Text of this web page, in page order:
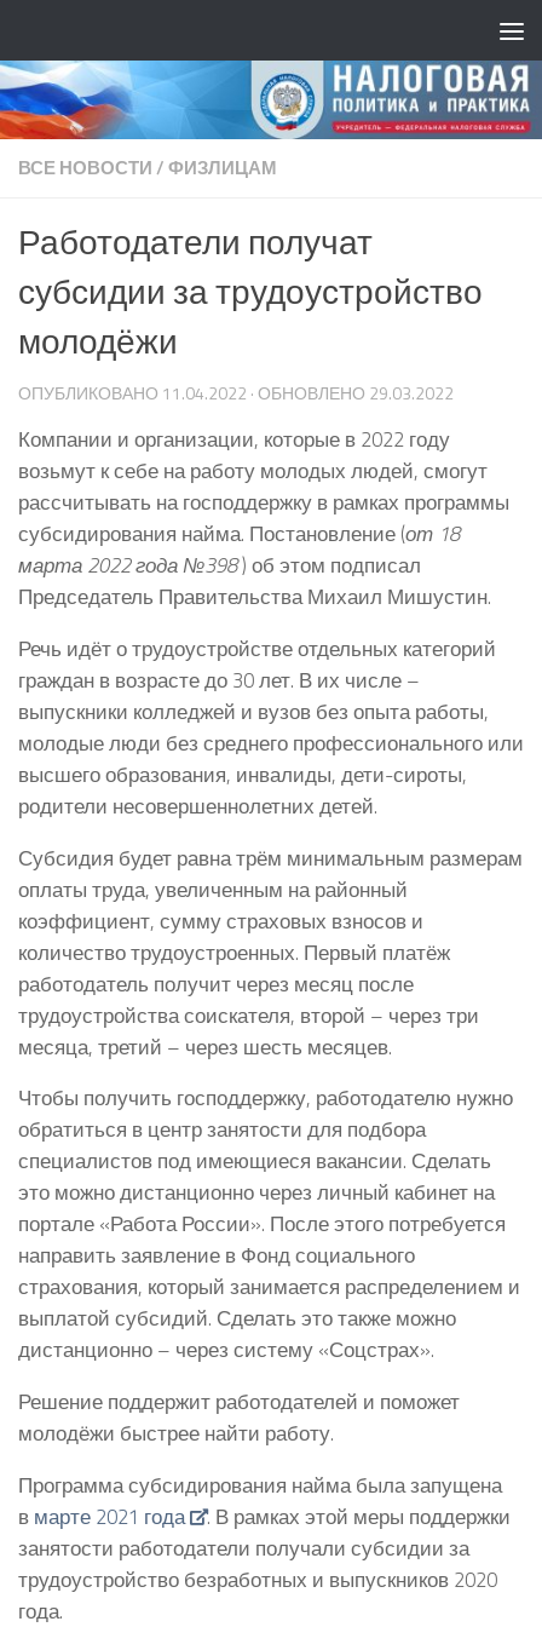
ВСЕ НОВОСТИ/ФИЗЛИЦАМ
Работодатели получат
субсидии за трудоустройство
молодёжи
ОПУБЛИКОВАНО 11.04.2022 · ОБНОВЛЕНО 29.03.2022
Компании и организации, которые в 2022 году
возьмут к себе на работу молодых людей, смогут
рассчитывать на господдержку в рамках программы
субсидирования найма. Постановление (от 18
марта 2022 года №398) об этом подписал
Председатель Правительства Михаил Мишустин.
Речь идёт о трудоустройстве отдельных категорий
граждан в возрасте до 30 лет. В их числе –
выпускники колледжей и вузов без опыта работы,
молодые люди без среднего профессионального или
высшего образования, инвалиды, дети-сироты,
родители несовершеннолетних детей.
Субсидия будет равна трём минимальным размерам
оплаты труда, увеличенным на районный
коэффициент, сумму страховых взносов и
количество трудоустроенных. Первый платёж
работодатель получит через месяц после
трудоустройства соискателя, второй – через три
месяца, третий – через шесть месяцев.
Чтобы получить господдержку, работодателю нужно
обратиться в центр занятости для подбора
специалистов под имеющиеся вакансии. Сделать
это можно дистанционно через личный кабинет на
портале «Работа России». После этого потребуется
направить заявление в Фонд социального
страхования, который занимается распределением и
выплатой субсидий. Сделать это также можно
дистанционно – через систему «Соцстрах».
Решение поддержит работодателей и поможет
молодёжи быстрее найти работу.
Программа субсидирования найма была запущена
в марте 2021 года
. В рамках этой меры поддержки
занятости работодатели получали субсидии за
трудоустройство безработных и выпускников 2020
года.